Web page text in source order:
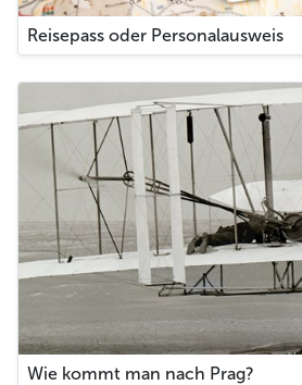
Reisepass oder Personalausweis
Wie kommt man nach Prag?